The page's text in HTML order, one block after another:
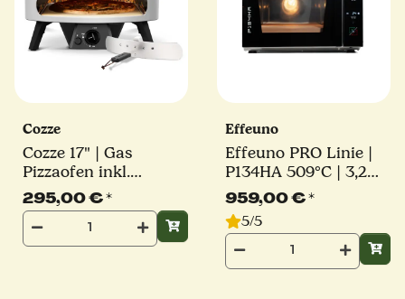
Cozze
Cozze 17" | Gas
Pizzaofen inkl.
Pizzastein, Reglerset
und Hitzeschutz |
CLASSIC | 8,0 kW
295,00 €*
Effeuno
Effeuno PRO Linie |
P134HA 509°C | 3,2
kW | inkl. original
Effeuno-Stein |
Elektro Pizzaofen
959,00 €*
5/5